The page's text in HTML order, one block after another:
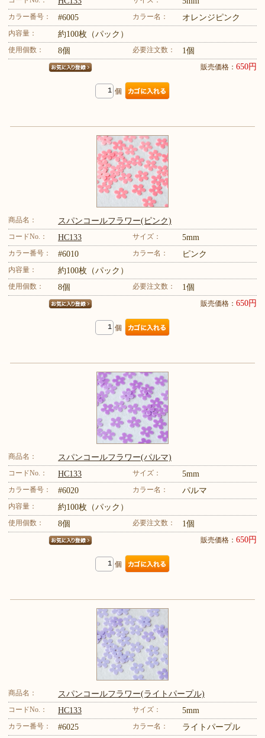
カラー番号： #6005 カラー名： オレンジピンク
内容量： 約100枚（パック）
使用個数： 8個 必要注文数： 1個
販売価格： 650円
個
商品名： スパンコールフラワー(ピンク)
コードNo.： HC133 サイズ： 5mm
カラー番号： #6010 カラー名： ピンク
内容量： 約100枚（パック）
使用個数： 8個 必要注文数： 1個
販売価格： 650円
個
商品名： スパンコールフラワー(パルマ)
コードNo.： HC133 サイズ： 5mm
カラー番号： #6020 カラー名： パルマ
内容量： 約100枚（パック）
使用個数： 8個 必要注文数： 1個
販売価格： 650円
個
商品名： スパンコールフラワー(ライトパープル)
コードNo.： HC133 サイズ： 5mm
カラー番号： #6025 カラー名： ライトパープル